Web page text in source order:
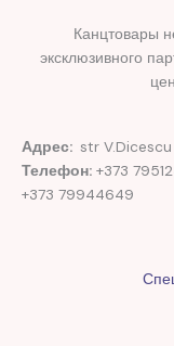
Канцтовары
эксклюзивного
Адрес: str V.Dicescu
Телефон: +373
+373 79944649